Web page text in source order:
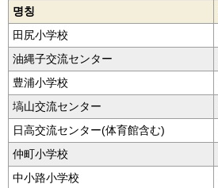
명칭
田尻小学校
油縄子交流センター
豊浦小学校
塙山交流センター
日高交流センター(体育館含む)
仲町小学校
中小路小学校